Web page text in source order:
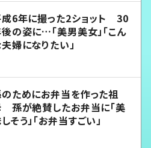
6年に撮った2ショット 30
の姿に…「美男美女」「こん
婦になりたい」
ためにお弁当を作った祖
孫が絶賛したお弁当に「美
そう」「お弁当すごい」